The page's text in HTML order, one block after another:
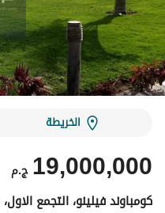
الخريطة
ج.م 19,000,000
كومباوند فيلينو، التجمع